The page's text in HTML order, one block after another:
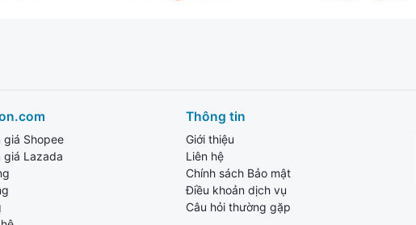
giá Shopee
giá Lazada
Thông tin
Giới thiệu
Liên hệ
Chính sách Bảo mật
Điều khoản dịch vụ
Câu hỏi thường gặp